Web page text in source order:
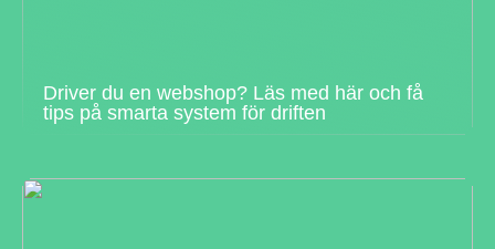
Driver du en webshop? Läs med här och få
tips på smarta system för driften